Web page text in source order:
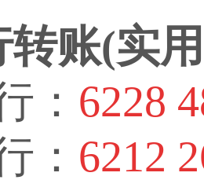
转账(实
： 6228
： 6212